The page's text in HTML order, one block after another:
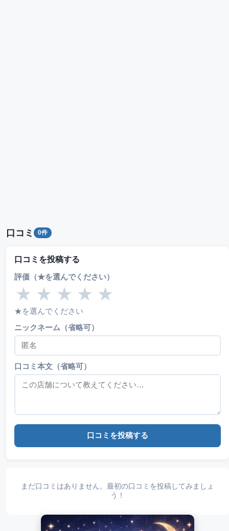
口コミ 0件
口コミを投稿する
評価（★を選んでください）
★ ★ ★ ★ ★
★を選んでください
ニックネーム（省略可）
口コミ本文（省略可）
口コミを投稿する
まだ口コミはありません。最初の口コミを投稿してみましょ
う！